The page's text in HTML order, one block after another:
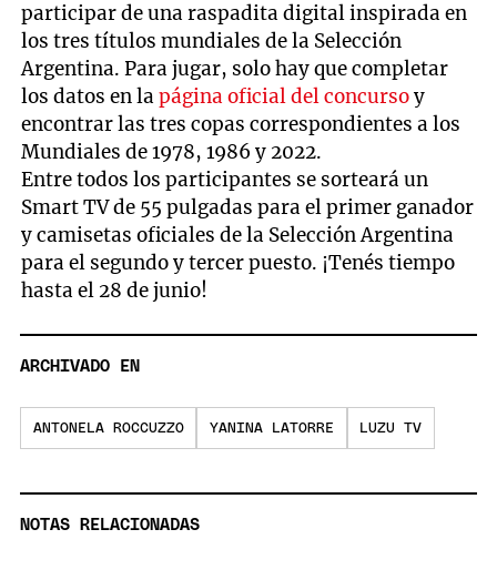
participar de una raspadita digital inspirada en
los tres títulos mundiales de la Selección
Argentina. Para jugar, solo hay que completar
los datos en lapágina oficial del concursoy
encontrar las tres copas correspondientes a los
Mundiales de 1978, 1986 y 2022.
Entre todos los participantes se sorteará un
Smart TV de 55 pulgadas para el primer ganador
y camisetas oficiales de la Selección Argentina
para el segundo y tercer puesto. ¡Tenés tiempo
hasta el 28 de junio!
ARCHIVADO EN
ANTONELA ROCCUZZO YANINA LATORRE LUZU TV
NOTAS RELACIONADAS